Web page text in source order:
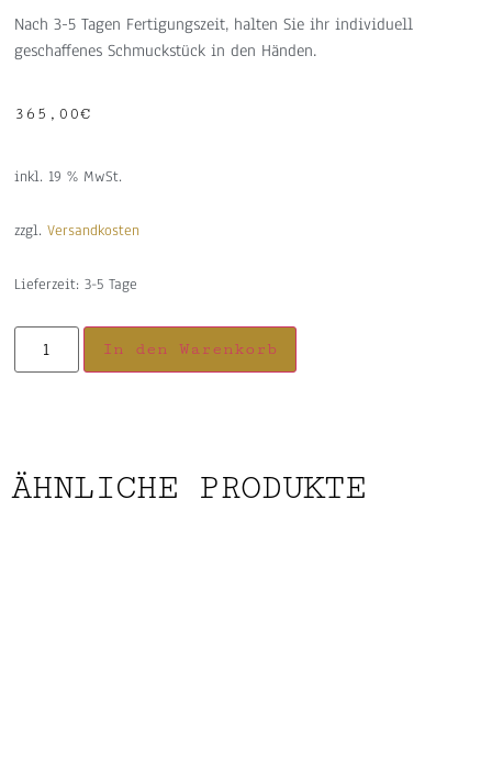
Nach 3-5 Tagen Fertigungszeit, halten Sie ihr individuell
geschaffenes Schmuckstück in den Händen.
365,00€
inkl. 19 % MwSt.
zzgl.Versandkosten
Lieferzeit:3-5 Tage
In den Warenkorb
ÄHNLICHE PRODUKTE